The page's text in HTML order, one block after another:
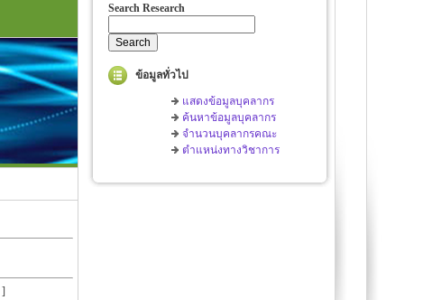
]
Search Research
ข้อมูลทั่วไป
แสดงข้อมูลบุคลากร
ค้นหาข้อมูลบุคลากร
จำนวนบุคลากรคณะ
ตำแหน่งทางวิชาการ